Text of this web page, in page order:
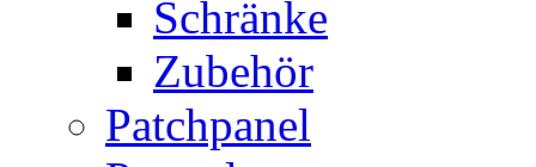
Schränke
Zubehör
Patchpanel